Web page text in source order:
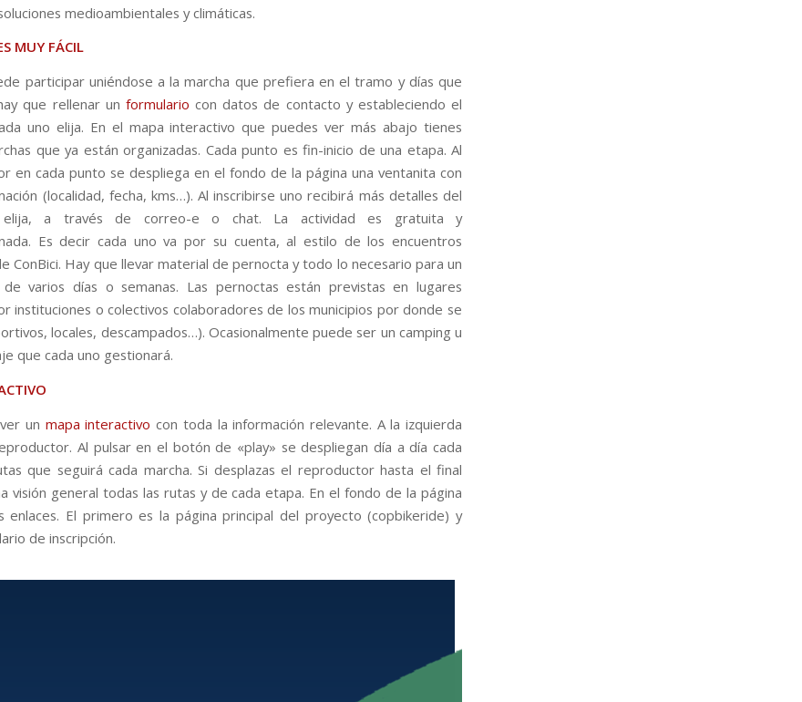
medioambientales y climáticas.
MUY FÁCIL
participar uniéndose a la marcha que prefiera en el tramo y días que
que rellenar un formulario con datos de contacto y estableciendo el
uno elija. En el mapa interactivo que puedes ver más abajo tienes
que ya están organizadas. Cada punto es fin-inicio de una etapa. Al
en cada punto se despliega en el fondo de la página una ventanita con
(localidad, fecha, kms…). Al inscribirse uno recibirá más detalles del
a través de correo-e o chat. La actividad es gratuita y
Es decir cada uno va por su cuenta, al estilo de los encuentros
ConBici. Hay que llevar material de pernocta y todo lo necesario para un
varios días o semanas. Las pernoctas están previstas en lugares
instituciones o colectivos colaboradores de los municipios por donde se
locales, descampados…). Ocasionalmente puede ser un camping u
que cada uno gestionará.
un mapa interactivo con toda la información relevante. A la izquierda
Al pulsar en el botón de «play» se despliegan día a día cada
que seguirá cada marcha. Si desplazas el reproductor hasta el final
visión general todas las rutas y de cada etapa. En el fondo de la página
enlaces. El primero es la página principal del proyecto (copbikeride) y
de inscripción.